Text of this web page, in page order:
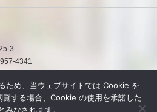
3
4341
0120-50-7660
お問合わせ 資料請求
ため、当ウェブサイトでは Cookie を
する場合、Cookie の使用を承諾した
みなされます。